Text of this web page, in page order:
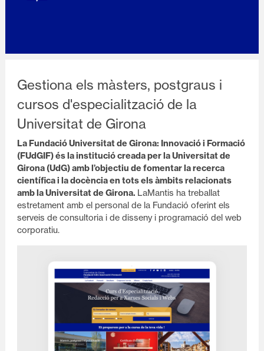
Gestiona els màsters, postgraus i
cursos d'especialització de la
Universitat de Girona
La Fundació Universitat de Girona: Innovació i Formació
(FUdGIF) és la institució creada per la Universitat de
Girona (UdG) amb l’objectiu de fomentar la recerca
científica i la docència en tots els àmbits relacionats
amb la Universitat de Girona. LaMantis ha treballat
estretament amb el personal de la Fundació oferint els
serveis de consultoria i de disseny i programació del web
corporatiu.